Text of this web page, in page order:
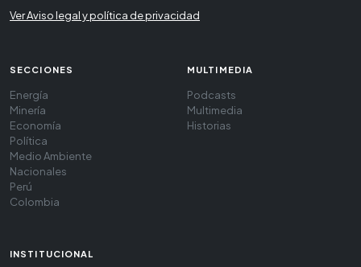
Ver Aviso legal y política de privacidad
SECCIONES
Energía
Minería
Economía
Política
Medio Ambiente
Nacionales
Perú
Colombia
MULTIMEDIA
Podcasts
Multimedia
Historias
INSTITUCIONAL